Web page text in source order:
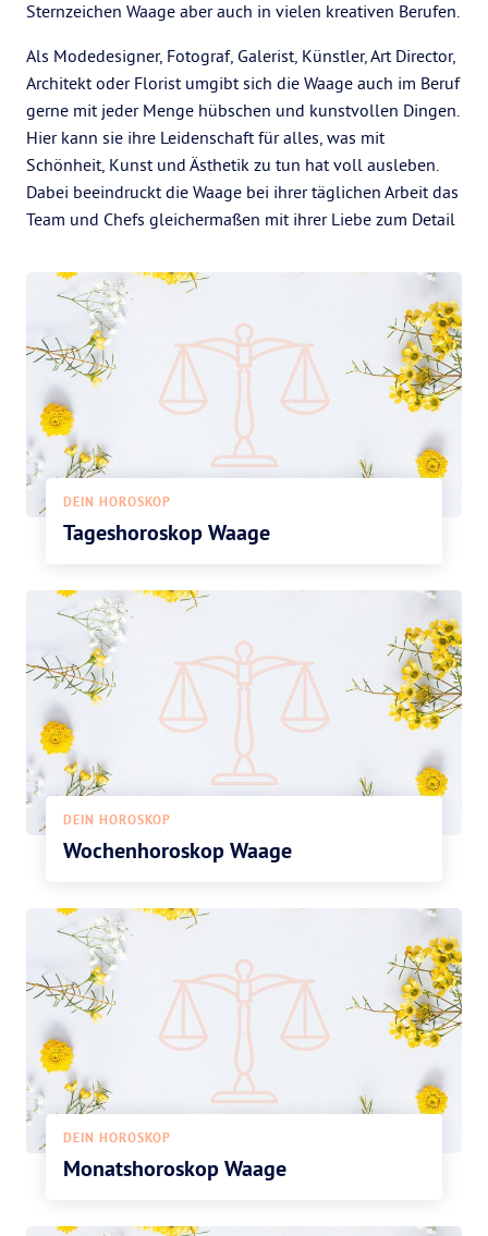
Sternzeichen Waage aber auch in vielen kreativen Berufen.
Als Modedesigner, Fotograf, Galerist, Künstler, Art Director,
Architekt oder Florist umgibt sich die Waage auch im Beruf
gerne mit jeder Menge hübschen und kunstvollen Dingen.
Hier kann sie ihre Leidenschaft für alles, was mit
Schönheit, Kunst und Ästhetik zu tun hat voll ausleben.
Dabei beeindruckt die Waage bei ihrer täglichen Arbeit das
Team und Chefs gleichermaßen mit ihrer Liebe zum Detail
DEIN HOROSKOP
Tageshoroskop Waage
DEIN HOROSKOP
Wochenhoroskop Waage
DEIN HOROSKOP
Monatshoroskop Waage